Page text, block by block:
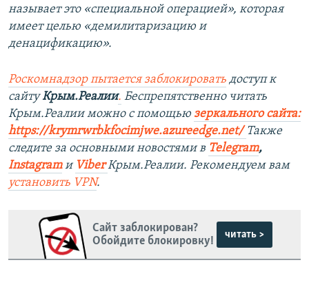
называет это «специальной операцией», которая
имеет целью «демилитаризацию и
денацификацию».
Роскомнадзор пытается заблокировать доступ к
сайтуКрым.Реалии. Беспрепятственно читать
Крым.Реалии можно с помощью зеркального сайта:
https://krymrwrbkfocimjwe.azureedge.net/ Также
следите за основными новостями в Telegram,
Instagram и ViberКрым.Реалии. Рекомендуем вам
установить VPN.
Сайт заблокирован?
Обойдите блокировку!
читать >